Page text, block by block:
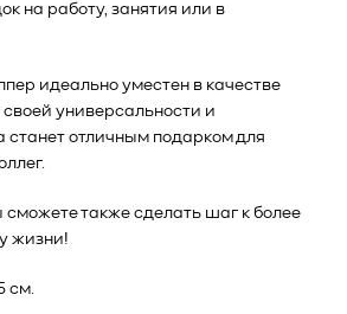
на работу, занятия или в
идеально уместен в качестве
универсальности и
станет отличным подарком для
также сделать шаг к более
жизни!
см.